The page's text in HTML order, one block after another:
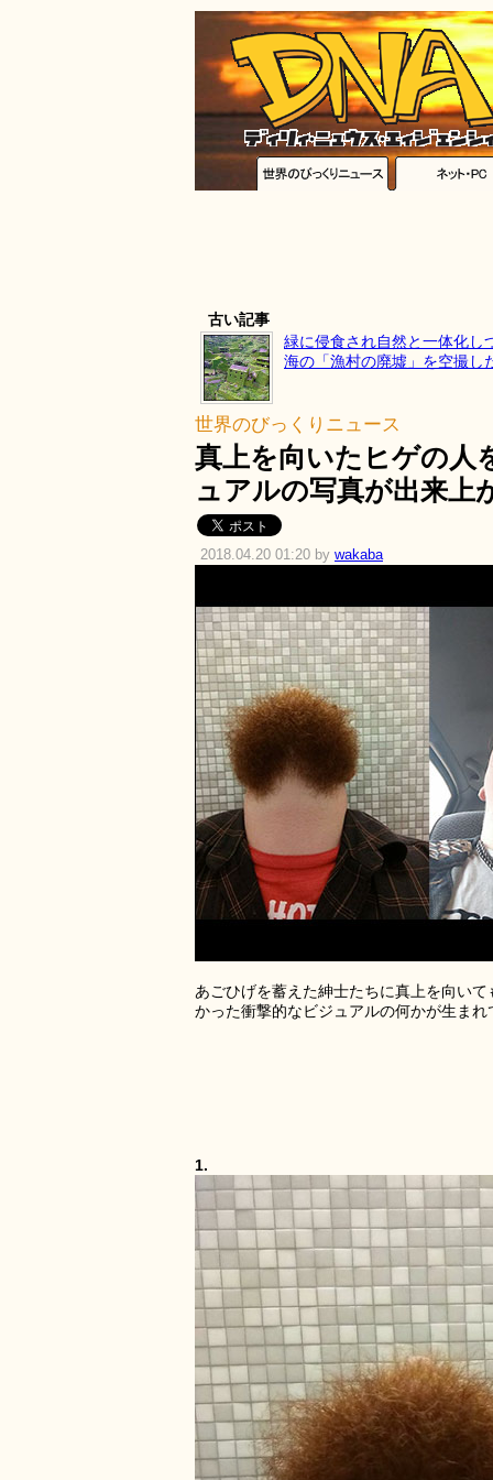
古い記事
緑に侵食され自然と一体化し
海の「漁村の廃墟」を空撮し
世界のびっくりニュース
真上を向いたヒゲの
ュアルの写真が出来上
2018.04.20 01:20 by wakaba
あごひげを蓄えた紳士たちに真上を向い
かった衝撃的なビジュアルの何かが生まれ
1.